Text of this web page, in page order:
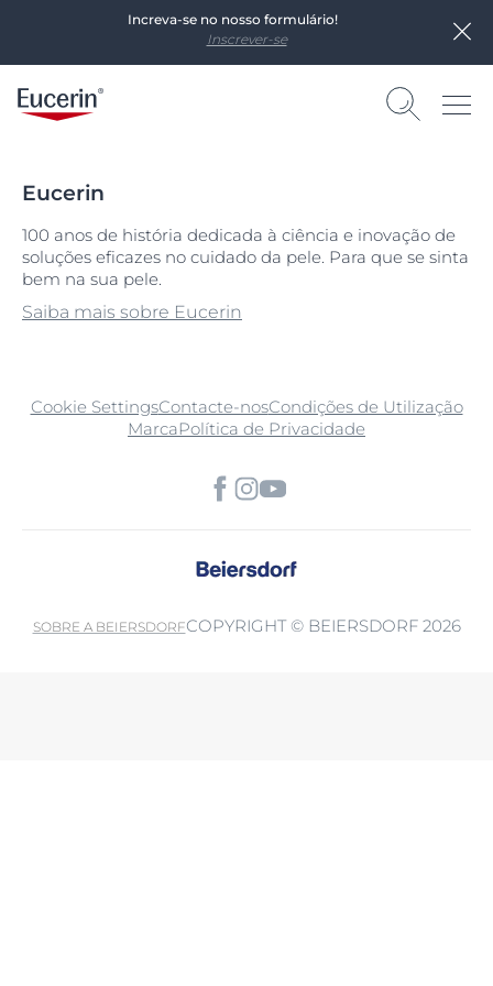
Increva-se no nosso formulário!
Inscrever-se
Eucerin
100 anos de história dedicada à ciência e inovação de
soluções eficazes no cuidado da pele. Para que se sinta
bem na sua pele.
Saiba mais sobre Eucerin
Cookie SettingsContacte-nosCondições de Utilização
MarcaPolítica de Privacidade
SOBRE A BEIERSDORFCOPYRIGHT © BEIERSDORF 2026